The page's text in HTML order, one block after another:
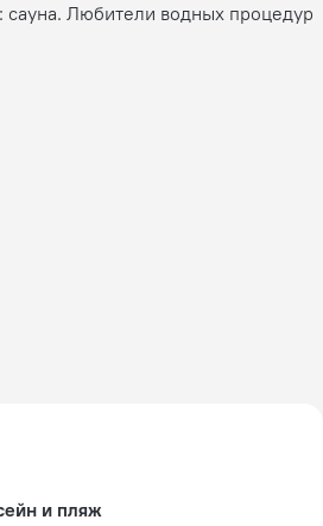
сауна. Любители водных процедур
и пляж